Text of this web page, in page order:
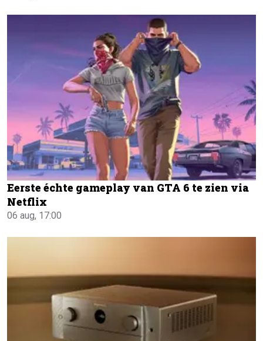
Eerste échte gameplay van GTA 6 te zien via
Netflix
06 aug, 17:00